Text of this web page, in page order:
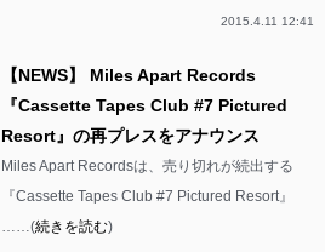
2015.4.11 12:41
【NEWS】 Miles Apart Records
『Cassette Tapes Club #7 Pictured
Resort』の再プレスをアナウンス
Miles Apart Recordsは、売り切れが続出する
『Cassette Tapes Club #7 Pictured Resort』
……(続きを読む)